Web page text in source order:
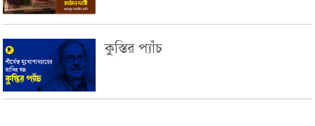
কুস্তির প্যাঁচ